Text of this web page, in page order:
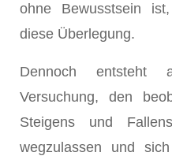
ohne Bewusstsein
diese Überlegung.
Dennoch
Versuchung, den
Steigens und
wegzulassen und